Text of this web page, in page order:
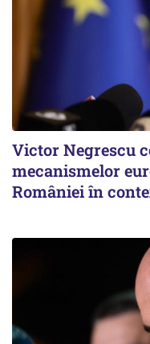
Victor Negrescu
mecanismelor
României în